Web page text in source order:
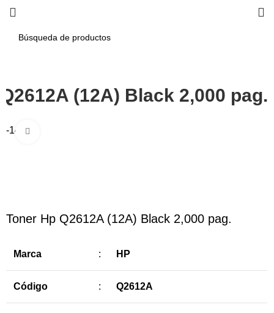
(12A) Black 2,000 pag.
-14%
Toner Hp Q2612A (12A) Black 2,000 pag.
Marca : HP
Código : Q2612A